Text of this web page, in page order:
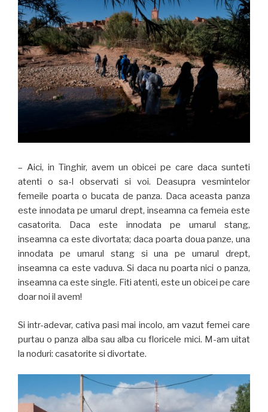
– Aici, in Tinghir, avem un obicei pe care daca sunteti
atenti o sa-l observati si voi. Deasupra vesmintelor
femeile poarta o bucata de panza. Daca aceasta panza
este innodata pe umarul drept, inseamna ca femeia este
casatorita. Daca este innodata pe umarul stang,
inseamna ca este divortata; daca poarta doua panze, una
innodata pe umarul stang si una pe umarul drept,
inseamna ca este vaduva. Si daca nu poarta nici o panza,
inseamna ca este single. Fiti atenti, este un obicei pe care
doar noi il avem!
Si intr-adevar, cativa pasi mai incolo, am vazut femei care
purtau o panza alba sau alba cu floricele mici. M-am uitat
la noduri: casatorite si divortate.